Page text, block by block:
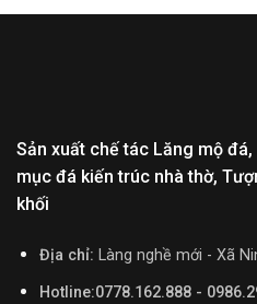
Sản xuất chế tác Lăng mộ
mục đá kiến trúc nhà thờ,
khối
Địa chỉ: Làng nghề mới - Xã
Hotline:0778.162.888 -